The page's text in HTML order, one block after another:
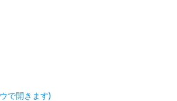
で開きます)